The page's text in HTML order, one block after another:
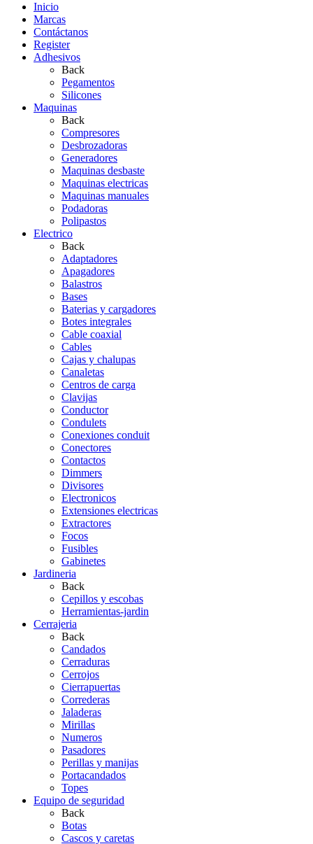
Inicio
Marcas
Contáctanos
Register
Adhesivos
Back
Pegamentos
Silicones
Maquinas
Back
Compresores
Desbrozadoras
Generadores
Maquinas desbaste
Maquinas electricas
Maquinas manuales
Podadoras
Polipastos
Electrico
Back
Adaptadores
Apagadores
Balastros
Bases
Baterias y cargadores
Botes integrales
Cable coaxial
Cables
Cajas y chalupas
Canaletas
Centros de carga
Clavijas
Conductor
Condulets
Conexiones conduit
Conectores
Contactos
Dimmers
Divisores
Electronicos
Extensiones electricas
Extractores
Focos
Fusibles
Gabinetes
Jardineria
Back
Cepillos y escobas
Herramientas-jardin
Cerrajeria
Back
Candados
Cerraduras
Cerrojos
Cierrapuertas
Correderas
Jaladeras
Mirillas
Numeros
Pasadores
Perillas y manijas
Portacandados
Topes
Equipo de seguridad
Back
Botas
Cascos y caretas